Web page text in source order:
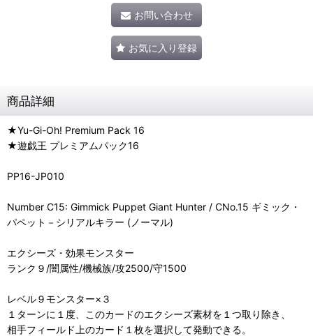
お問い合わせ
お気に入り登録
商品詳細
★Yu-Gi-Oh! Premium Pack 16
★遊戯王 プレミアムパック16
PP16-JP010
Number C15: Gimmick Puppet Giant Hunter / CNo.15 ギミック・
パペット－シリアルキラー (ノーマル)
エクシーズ・効果モンスター
ランク９/闇属性/機械族/攻2500/守1500
レベル９モンスター×３
１ターンに１度、このカードのエクシーズ素材を１つ取り除き、
相手フィールド上のカード１枚を選択して発動できる。